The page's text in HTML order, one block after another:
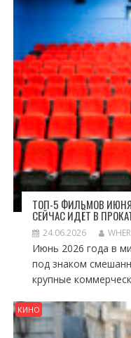
ТОП-5 ФИЛЬМОВ
СЕЙЧАС ИДЁТ В
24.06.2026
Июнь 2026 года в
под знаком
крупные
КИНО